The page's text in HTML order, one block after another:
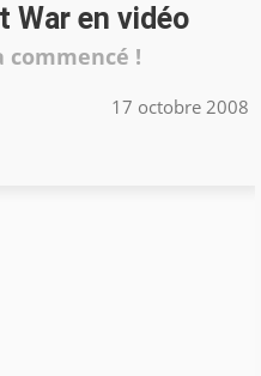
War en vidéo
commencé !
17 octobre 2008